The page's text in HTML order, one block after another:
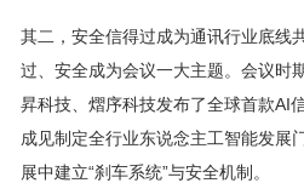
其二，安全信得过成为通讯行业底线
过、安全成为会议一大主题。会议时
昇科技、熠序科技发布了全球首款AI
成见制定全行业东说念主工智能发展
展中建立“刹车系统”与安全机制。